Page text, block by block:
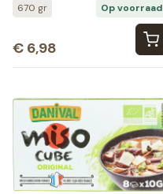
670 gr Op voorraad
€ 6,98